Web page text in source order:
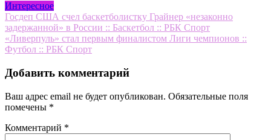
Интересное
Навигация
по
записям
Госдеп США счел баскетболистку Грайнер «незаконно
задержанной» в России :: Баскетбол :: РБК Спорт
«Ливерпуль» стал первым финалистом Лиги чемпионов ::
Футбол :: РБК Спорт
Добавить комментарий
Ваш адрес email не будет опубликован. Обязательные поля
помечены *
Комментарий *